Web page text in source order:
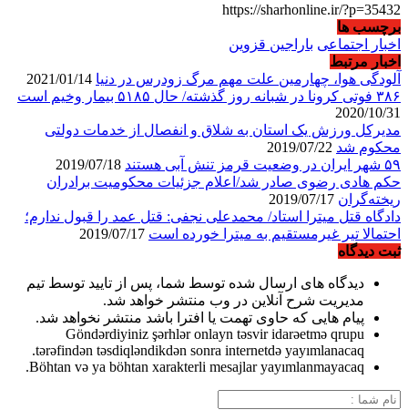
https://sharhonline.ir/?p=35432
برچسب ها
اخبار اجتماعی باراجین قزوین
اخبار مرتبط
آلودگی هوا، چهارمین علت مهم مرگ زودرس در دنیا
۳۸۶ فوتی کرونا در شبانه روز گذشته/ حال ۵۱۸۵ بیمار وخیم است
2020/10/31
مدیرکل ورزش یک استان‌ به شلاق و انفصال از خدمات دولتی
محکوم شد
۵۹ شهر ایران در وضعیت قرمز تنش آبی هستند
حکم هادی رضوی صادر شد/اعلام جزئیات محکومیت برادران
ریخته‌گران
دادگاه قتل میترا استاد/ محمدعلی نجفی: قتل عمد را قبول ندارم؛
احتمالا تیر غیرمستقیم به میترا خورده است
ثبت دیدگاه
دیدگاه های ارسال شده توسط شما، پس از تایید توسط تیم
مدیریت شرح آنلاین در وب منتشر خواهد شد.
پیام هایی که حاوی تهمت یا افترا باشد منتشر نخواهد شد.
Göndərdiyiniz şərhlər onlayn təsvir idarəetmə qrupu
tərəfindən təsdiqləndikdən sonra internetdə yayımlanacaq.
Böhtan və ya böhtan xarakterli mesajlar yayımlanmayacaq.